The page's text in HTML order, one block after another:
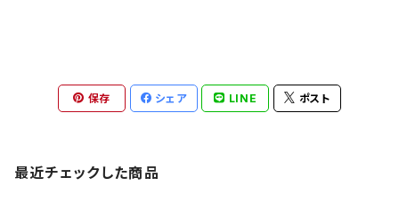
保存 シェア LINE ポスト
最近チェックした商品